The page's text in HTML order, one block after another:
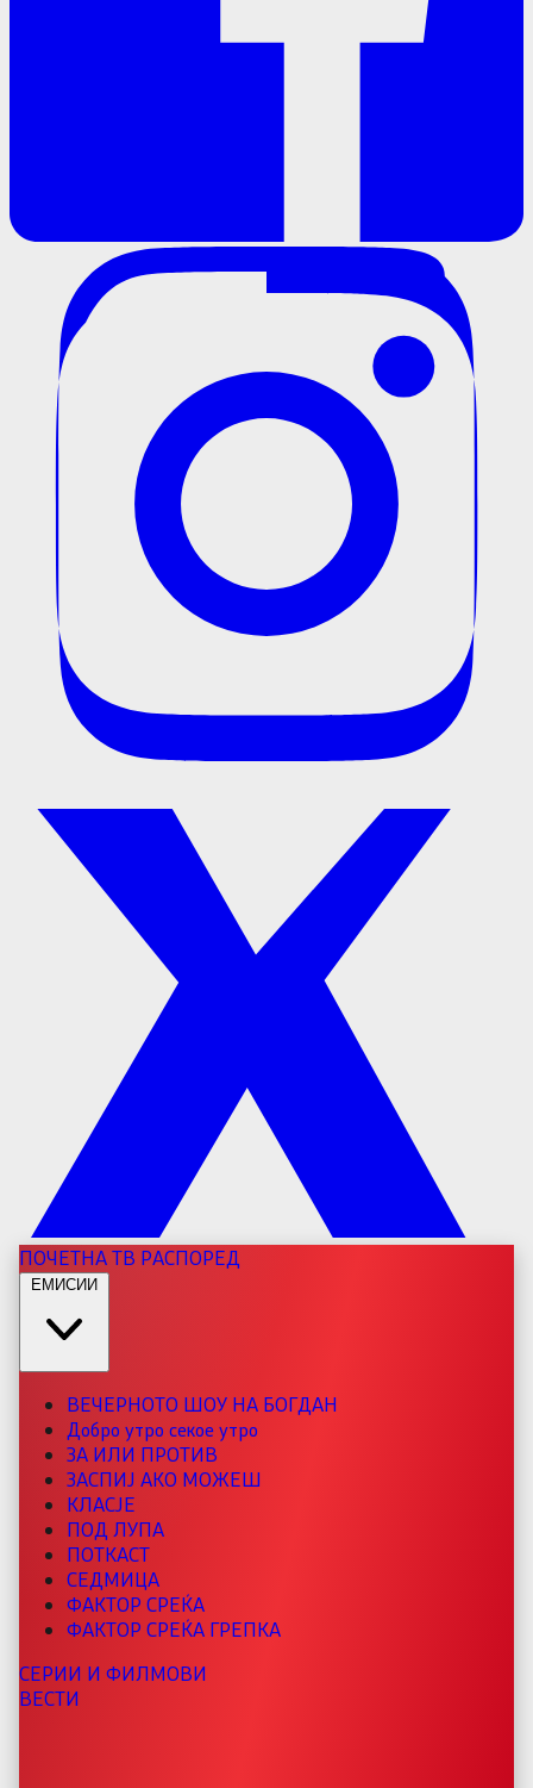
ПОЧЕТНАТВ РАСПОРЕД
ЕМИСИИ
ВЕЧЕРНОТО ШОУ НА БОГДАН
Добро утро секое утро
ЗА ИЛИ ПРОТИВ
ЗАСПИЈ АКО МОЖЕШ
КЛАСЈЕ
ПОД ЛУПА
ПОТКАСТ
СЕДМИЦА
ФАКТОР СРЕЌА
ФАКТОР СРЕЌА ГРЕПКА
СЕРИИ И ФИЛМОВИ
ВЕСТИ